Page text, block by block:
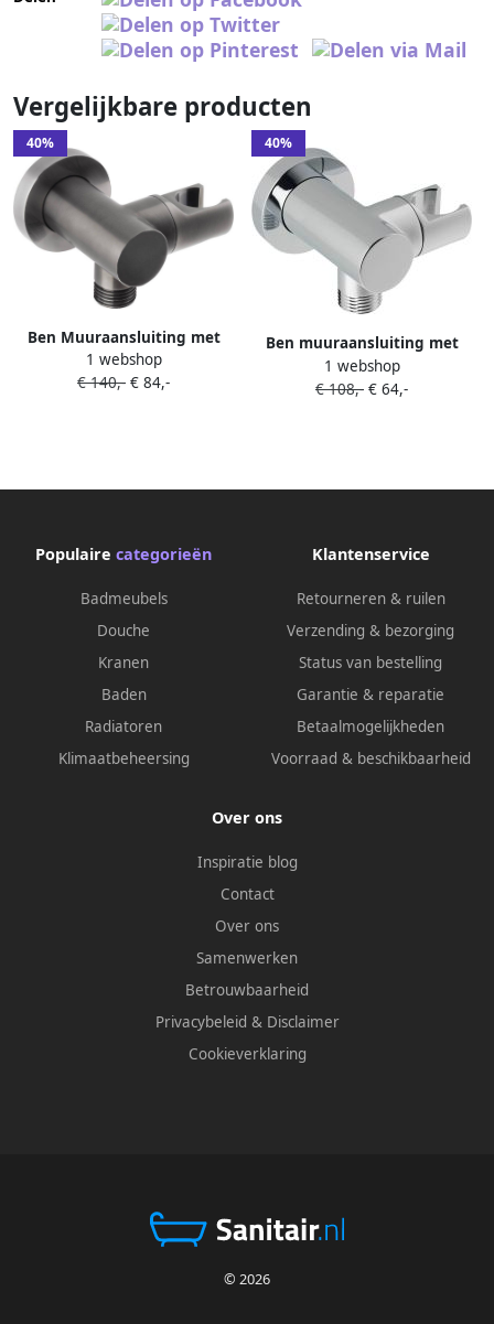
Vergelijkbare producten
40%
Ben Muuraansluiting met
handdouchehouder
Geborsteld Zwart
1 webshop
€ 140,- € 84,-
40%
Ben muuraansluiting met
handdouchehouder chroom
1 webshop
€ 108,- € 64,-
Populaire categorieën
Badmeubels
Douche
Kranen
Baden
Radiatoren
Klimaatbeheersing
Klantenservice
Retourneren & ruilen
Verzending & bezorging
Status van bestelling
Garantie & reparatie
Betaalmogelijkheden
Voorraad & beschikbaarheid
Over ons
Inspiratie blog
Contact
Over ons
Samenwerken
Betrouwbaarheid
Privacybeleid & Disclaimer
Cookieverklaring
© 2026